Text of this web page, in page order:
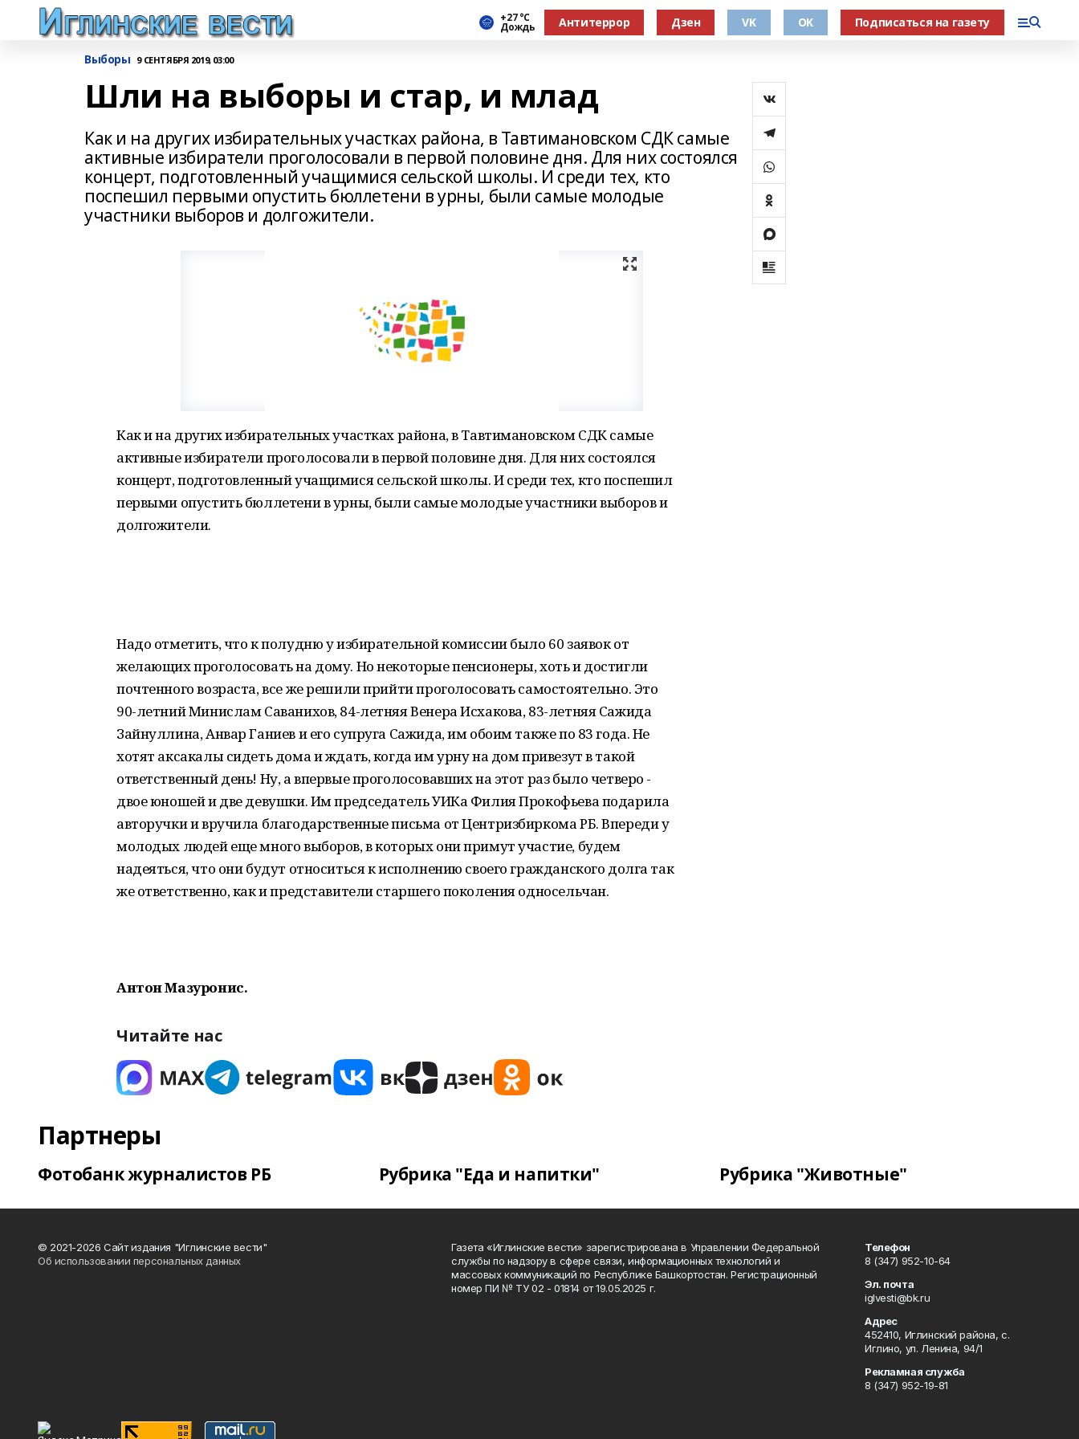
+27 °С
Дождь Антитеррор Дзен VK OK Подписаться на газету
Выборы 9 СЕНТЯБРЯ 2019, 03:00
Шли на выборы и стар, и млад
Как и на других избирательных участках района, в Тавтимановском СДК самые
активные избиратели проголосовали в первой половине дня. Для них состоялся
концерт, подготовленный учащимися сельской школы. И среди тех, кто
поспешил первыми опустить бюллетени в урны, были самые молодые
участники выборов и долгожители.
Как и на других избирательных участках района, в Тавтимановском СДК самые
активные избиратели проголосовали в первой половине дня. Для них состоялся
концерт, подготовленный учащимися сельской школы. И среди тех, кто поспешил
первыми опустить бюллетени в урны, были самые молодые участники выборов и
долгожители.
Надо отметить, что к полудню у избирательной комиссии было 60 заявок от
желающих проголосовать на дому. Но некоторые пенсионеры, хоть и достигли
почтенного возраста, все же решили прийти проголосовать самостоятельно. Это
90-летний Минислам Саванихов, 84-летняя Венера Исхакова, 83-летняя Сажида
Зайнуллина, Анвар Ганиев и его супруга Сажида, им обоим также по 83 года. Не
хотят аксакалы сидеть дома и ждать, когда им урну на дом привезут в такой
ответственный день! Ну, а впервые проголосовавших на этот раз было четверо -
двое юношей и две девушки. Им председатель УИКа Филия Прокофьева подарила
авторучки и вручила благодарственные письма от Центризбиркома РБ. Впереди у
молодых людей еще много выборов, в которых они примут участие, будем
надеяться, что они будут относиться к исполнению своего гражданского долга так
же ответственно, как и представители старшего поколения односельчан.
Антон Мазуронис.
Читайте нас
Партнеры
Фотобанк журналистов РБ Рубрика "Еда и напитки" Рубрика "Животные"
© 2021-2026 Сайт издания "Иглинские вести"
Об использовании персональных данных
Газета «Иглинские вести» зарегистрирована в Управлении Федеральной
службы по надзору в сфере связи, информационных технологий и
массовых коммуникаций по Республике Башкортостан. Регистрационный
номер ПИ № ТУ 02 - 01814 от 19.05.2025 г.
Телефон
8 (347) 952-10-64
Эл. почта
iglvesti@bk.ru
Адрес
452410, Иглинский района, с.
Иглино, ул. Ленина, 94/1
Рекламная служба
8 (347) 952-19-81